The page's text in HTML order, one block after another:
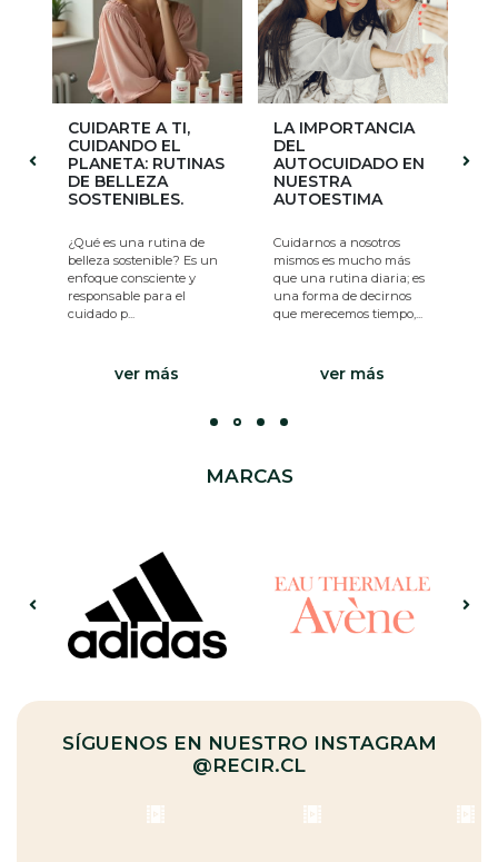
RUTINAS
rutina de
Es un
LA IMPORTANCIA
DEL
AUTOCUIDADO EN
NUESTRA
AUTOESTIMA
Cuidarnos a nosotros
mismos es mucho más
que una rutina diaria; es
una forma de decirnos
que merecemos tiempo,...
EL IMPACTO
LOS
EN LA INDUSTRIA
COSMÉTICA Y EL
CONSUMIDOR
La industria de la
aunque vital para
muchas personas,
enfrenta un desafío
MARCAS
SÍGUENOS EN NUESTRO INSTAGRAM
@RECIR.CL